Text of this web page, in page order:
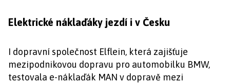
Elektrické náklaďáky jezdí i v Česku
I dopravní společnost Elflein, která zajišťuje
mezipodnikovou dopravu pro automobilku BMW,
testovala e-náklaďák MAN v dopravě mezi